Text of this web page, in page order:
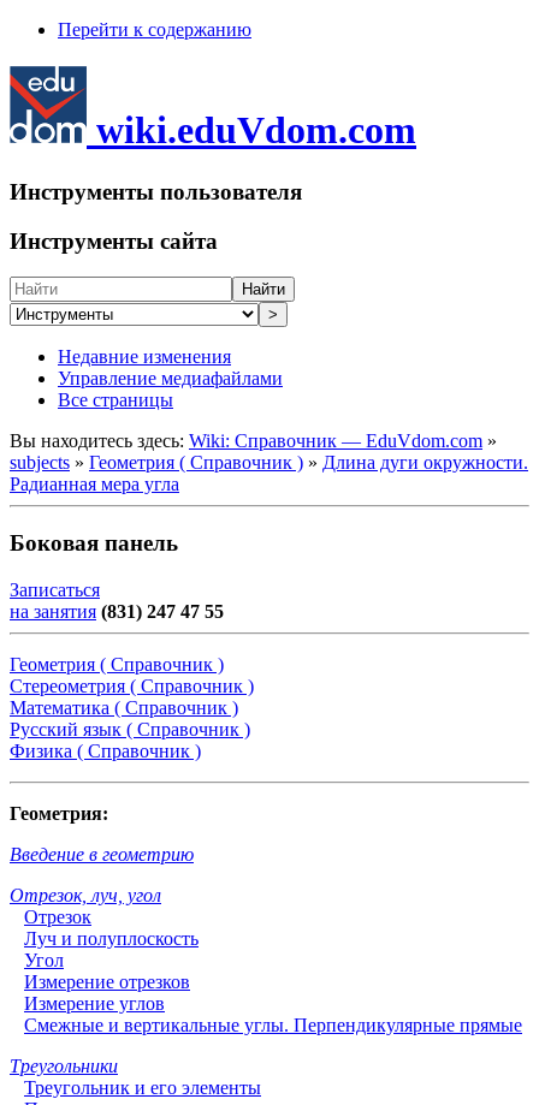
Перейти к содержанию
wiki.eduVdom.com
Инструменты пользователя
Инструменты сайта
Найти
>
Недавние изменения
Управление медиафайлами
Все страницы
Вы находитесь здесь: Wiki: Справочник — EduVdom.com »
subjects » Геометрия ( Справочник ) » Длина дуги окружности.
Радианная мера угла
Боковая панель
Записаться
на занятия (831) 247 47 55
Геометрия ( Справочник )
Стереометрия ( Справочник )
Математика ( Справочник )
Русский язык ( Справочник )
Физика ( Справочник )
Геометрия:
Введение в геометрию
Отрезок, луч, угол
Отрезок
Луч и полуплоскость
Угол
Измерение отрезков
Измерение углов
Смежные и вертикальные углы. Перпендикулярные прямые
Треугольники
Треугольник и его элементы